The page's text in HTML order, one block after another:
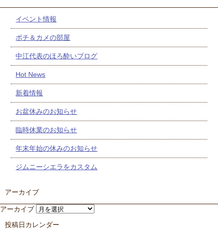
イベント情報
ポチ＆カメの部屋
中江代表のほろ酔いブログ
Hot News
新着情報
お盆休みのお知らせ
臨時休業のお知らせ
年末年始の休みのお知らせ
ジムニーシエラをカスタム
アーカイブ
アーカイブ
投稿日カレンダー